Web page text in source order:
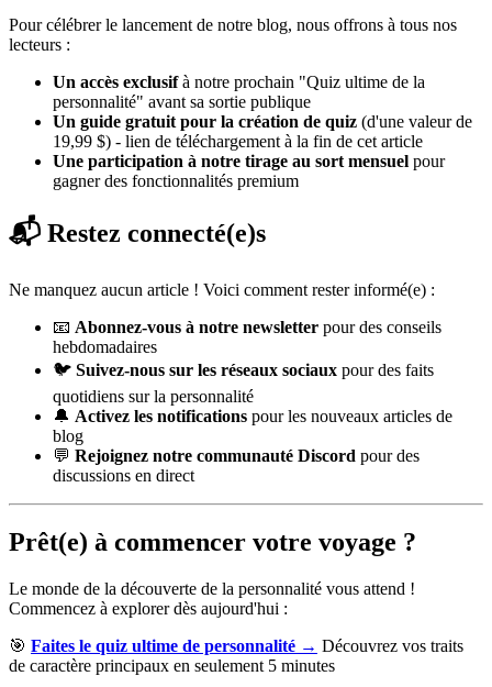
Pour célébrer le lancement de notre blog, nous offrons à tous nos
lecteurs :
Un accès exclusifà notre prochain "Quiz ultime de la
personnalité" avant sa sortie publique
Un guide gratuit pour la création de quiz (d'une valeur de
19,99 $) - lien de téléchargement à la fin de cet article
Une participation à notre tirage au sort mensuel pour
gagner des fonctionnalités premium
📬 Restez connecté(e)s
Ne manquez aucun article ! Voici comment rester informé(e) :
📧 Abonnez-vous à notre newsletter pour des conseils
hebdomadaires
🐦 Suivez-nous sur les réseaux sociaux pour des faits
quotidiens sur la personnalité
🔔 Activez les notifications pour les nouveaux articles de
blog
💬 Rejoignez notre communauté Discord pour des
discussions en direct
Prêt(e) à commencer votre voyage ?
Le monde de la découverte de la personnalité vous attend !
Commencez à explorer dès aujourd'hui :
🎯 Faites le quiz ultime de personnalité → Découvrez vos traits
de caractère principaux en seulement 5 minutes